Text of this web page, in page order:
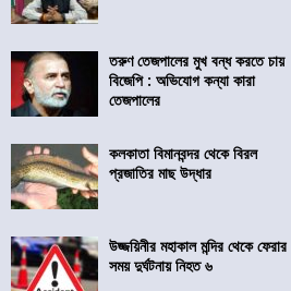
তরুণ তেজপালের মুখ বন্ধ করতে চায়
বিজেপি : অভিযোগ কন্যা কারা
তেজপালের
কলকাতা বিমানবন্দর থেকে বিরল
প্রজাতির মাছ উদ্ধার
উজ্জয়িনীর মহাকাল মন্দির থেকে ফেরার
সময় দুর্ঘটনায় নিহত ৬